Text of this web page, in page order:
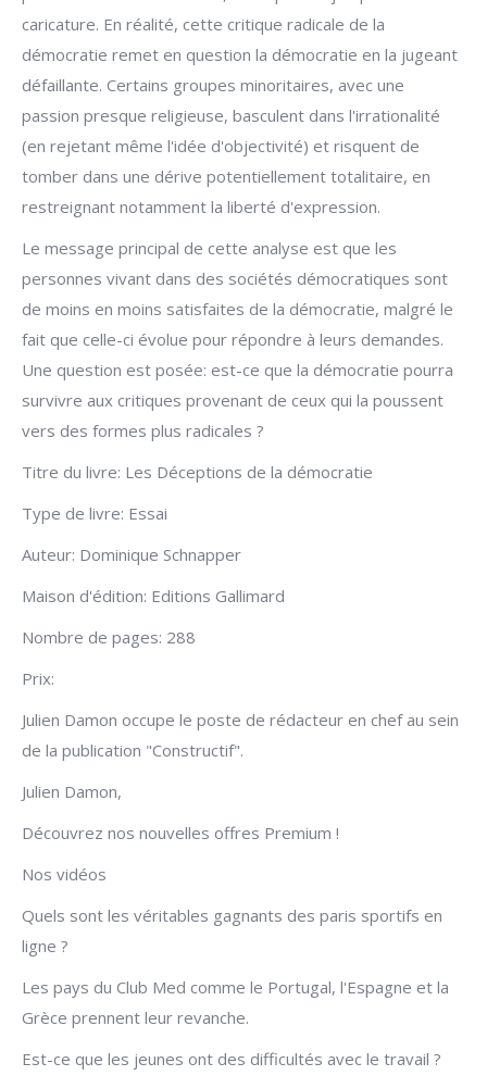
caricature. En réalité, cette critique radicale de la
démocratie remet en question la démocratie en la jugeant
défaillante. Certains groupes minoritaires, avec une
passion presque religieuse, basculent dans l'irrationalité
(en rejetant même l'idée d'objectivité) et risquent de
tomber dans une dérive potentiellement totalitaire, en
restreignant notamment la liberté d'expression.
Le message principal de cette analyse est que les
personnes vivant dans des sociétés démocratiques sont
de moins en moins satisfaites de la démocratie, malgré le
fait que celle-ci évolue pour répondre à leurs demandes.
Une question est posée: est-ce que la démocratie pourra
survivre aux critiques provenant de ceux qui la poussent
vers des formes plus radicales ?
Titre du livre: Les Déceptions de la démocratie
Type de livre: Essai
Auteur: Dominique Schnapper
Maison d'édition: Editions Gallimard
Nombre de pages: 288
Prix:
Julien Damon occupe le poste de rédacteur en chef au sein
de la publication "Constructif".
Julien Damon,
Découvrez nos nouvelles offres Premium !
Nos vidéos
Quels sont les véritables gagnants des paris sportifs en
ligne ?
Les pays du Club Med comme le Portugal, l'Espagne et la
Grèce prennent leur revanche.
Est-ce que les jeunes ont des difficultés avec le travail ?